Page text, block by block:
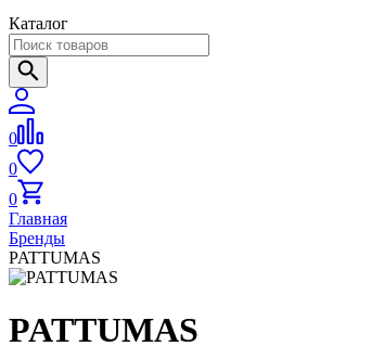
Каталог
0
0
0
Главная
Бренды
PATTUMAS
PATTUMAS